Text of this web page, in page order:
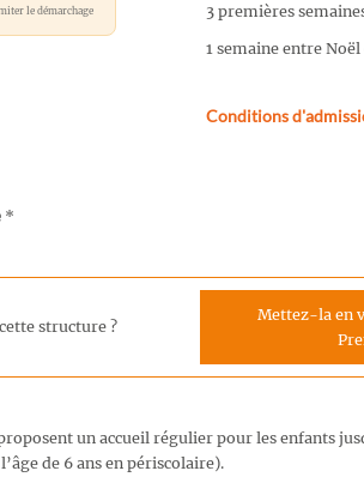
le démarchage
*
3 premières
1 semaine entre
Conditions
structure ?
Mettez-la en
un accueil régulier pour les enfants
de 6 ans en périscolaire).